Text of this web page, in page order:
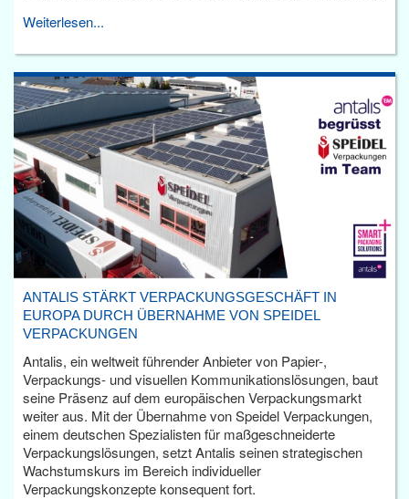
Weiterlesen...
ANTALIS STÄRKT VERPACKUNGSGESCHÄFT IN
EUROPA DURCH ÜBERNAHME VON SPEIDEL
VERPACKUNGEN
Antalis, ein weltweit führender Anbieter von Papier-,
Verpackungs- und visuellen Kommunikationslösungen, baut
seine Präsenz auf dem europäischen Verpackungsmarkt
weiter aus. Mit der Übernahme von Speidel Verpackungen,
einem deutschen Spezialisten für maßgeschneiderte
Verpackungslösungen, setzt Antalis seinen strategischen
Wachstumskurs im Bereich individueller
Verpackungskonzepte konsequent fort.